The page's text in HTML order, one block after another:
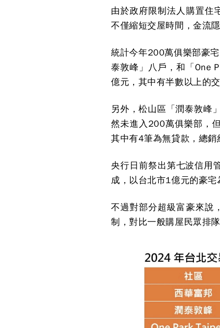
由於政府限制法人購置住
不僅縮短交屋時間，金流
統計今年200萬俱樂部豪
泰敦峰」八戶，和「One
億元，其中有半數以上的
另外，松山區「潤泰敦峰
然未進入200萬俱樂部，
其中有4筆為無貸款，總
央行日前祭出第七波信用
成，以台北市1億元的豪
不過對部分超級富豪來說
制，對比一般購屋民眾排